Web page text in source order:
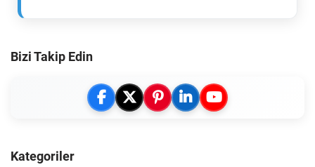
Bizi Takip Edin
Kategoriler